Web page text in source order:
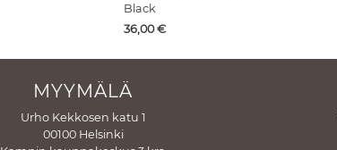
Black
Hinta
36,00€
MYYMÄLÄ
Urho Kekkosen katu 1
00100 Helsinki